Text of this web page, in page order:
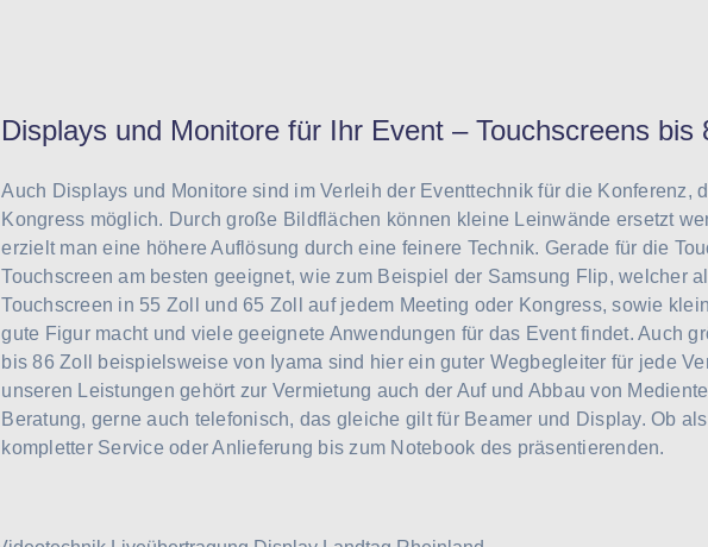
Displays und Monitore für Ihr Event – Touchscreens bis
Auch Displays und Monitore sind im Verleih der Eventtechnik für die Konferenz,
Kongress möglich. Durch große Bildflächen können kleine Leinwände ersetzt
erzielt man eine höhere Auflösung durch eine feinere Technik. Gerade für die
Touchscreen am besten geeignet, wie zum Beispiel der Samsung Flip, welcher
Touchscreen in 55 Zoll und 65 Zoll auf jedem Meeting oder Kongress, sowie
gute Figur macht und viele geeignete Anwendungen für das Event findet. Auch
bis 86 Zoll beispielsweise von Iyama sind hier ein guter Wegbegleiter für jede
unseren Leistungen gehört zur Vermietung auch der Auf und Abbau von
Beratung, gerne auch telefonisch, das gleiche gilt für Beamer und Display. Ob
kompletter Service oder Anlieferung bis zum Notebook des präsentierenden.